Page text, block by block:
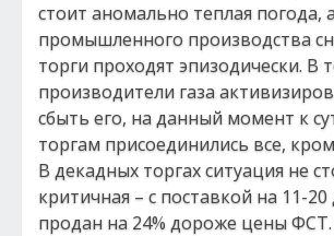
стоит аномально теплая погода,
промышленного производства
торги проходят эпизодически. В
производители газа
сбыть его, на данный момент к
торгам присоединились все,
В декадных торгах ситуация не
критичная – с поставкой на 11-20
продан на 24% дороже цены